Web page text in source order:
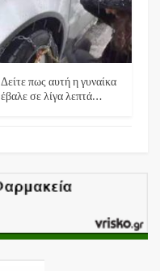
Δείτε πως αυτή η γυναίκα
έβαλε σε λίγα λεπτά…